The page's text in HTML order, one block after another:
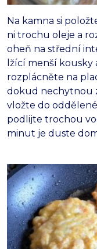
Na kamna si
ni trochu oleje a
oheň na střední
lžící menší kousky
rozplácněte na
dokud nechytnou
vložte do
podlijte trochou
minut je duste